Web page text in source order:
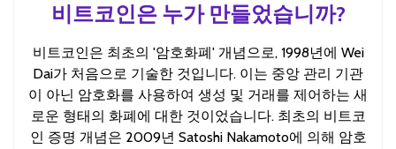
비트코인은 누가 만들었습니까?
비트코인은 최초의 '암호화폐' 개념으로, 1998년에 Wei
Dai가 처음으로 기술한 것입니다. 이는 중앙 관리 기관
이 아닌 암호화를 사용하여 생성 및 거래를 제어하는 새
로운 형태의 화폐에 대한 것이었습니다. 최초의 비트코
인 증명 개념은 2009년 Satoshi Nakamoto에 의해 암호